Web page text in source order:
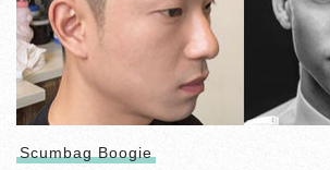
Scumbag Boogie